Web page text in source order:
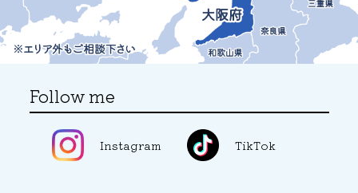
Follow me
Instagram TikTok